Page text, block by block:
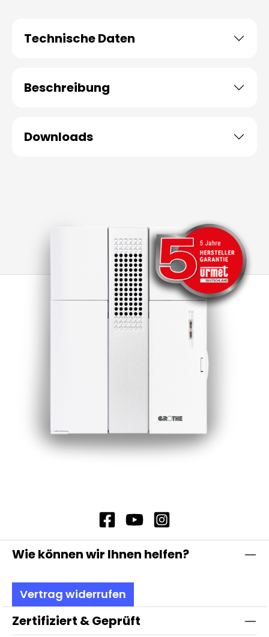
Technische Daten
Beschreibung
Downloads
Wie können wir Ihnen helfen?
Vertrag widerrufen
Zertifiziert & Geprüft